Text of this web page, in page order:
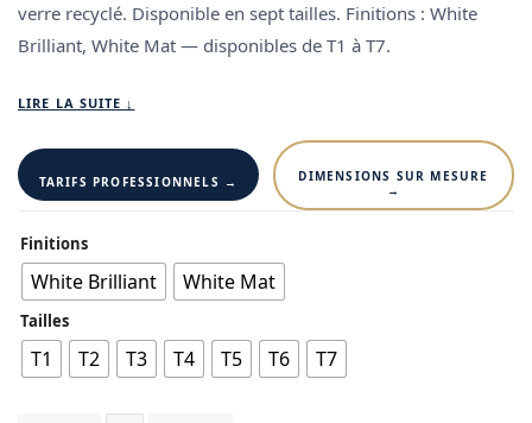
verre recyclé. Disponible en sept tailles. Finitions : White
Brilliant, White Mat — disponibles de T1 à T7.
LIRE LA SUITE ↓
TARIFS PROFESSIONNELS →
DIMENSIONS SUR MESURE
→
Finitions
White Brilliant White Mat
Tailles
T1 T2 T3 T4 T5 T6 T7